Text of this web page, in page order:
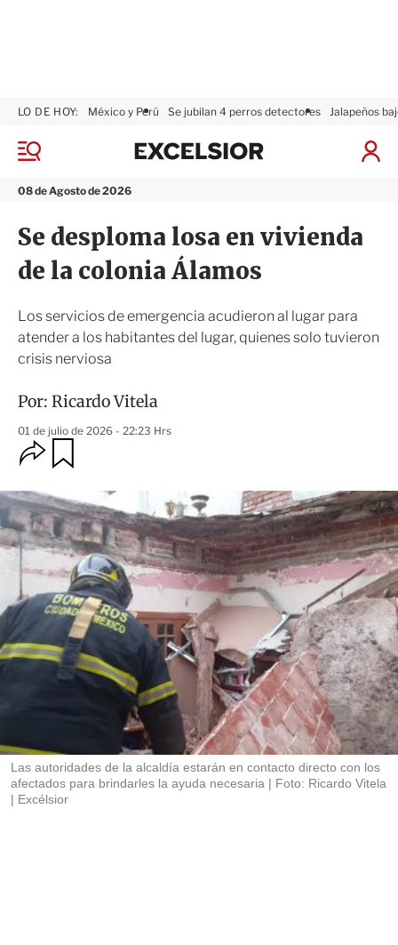
M
n
08 de Agosto de 2026
LO DE HOY: México y Perú Se jubilan 4 perros detectores Jalapeños
I
ó
x
i
Se desploma losa en vivienda
de la colonia Álamos
Los servicios de emergencia acudieron al lugar para
atender a los habitantes del lugar, quienes solo tuvieron
crisis nerviosa
Por: Ricardo Vitela
01 de julio de 2026 - 22:23 Hrs
O
p
i
o
n
e
d
e
c
m
p
t
r
d
a
r
Las autoridades de la alcaldía estarán en contacto directo con los
afectados para brindarles la ayuda necesaria
Foto: Ricardo Vitela
| Excélsior